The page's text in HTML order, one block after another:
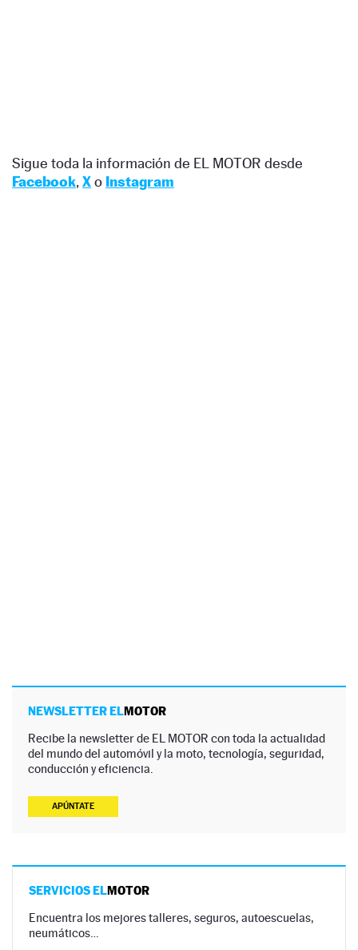
Sigue toda la información de EL MOTOR desde
Facebook, Xo Instagram
NEWSLETTER ELMOTOR
Recibe la newsletter de EL MOTOR con toda la actualidad
del mundo del automóvil y la moto, tecnología, seguridad,
conducción y eficiencia.
APÚNTATE
SERVICIOS ELMOTOR
Encuentra los mejores talleres, seguros, autoescuelas,
neumáticos…